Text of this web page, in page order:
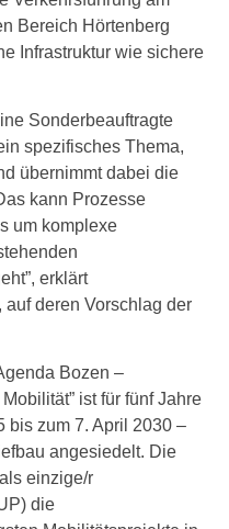
Bereich Hörtenberg
Infrastruktur wie sichere
Sonderbeauftragte
spezifisches Thema,
übernimmt dabei die
kann Prozesse
um komplexe
erklärt
auf deren Vorschlag der
Bozen –
ist für fünf Jahre
bis zum 7. April 2030 –
angesiedelt. Die
einzige/r
die